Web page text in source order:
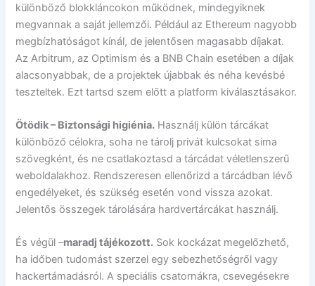
különböző blokkláncokon működnek, mindegyiknek
megvannak a saját jellemzői. Például az Ethereum nagyobb
megbízhatóságot kínál, de jelentősen magasabb díjakat.
Az Arbitrum, az Optimism és a BNB Chain esetében a díjak
alacsonyabbak, de a projektek újabbak és néha kevésbé
teszteltek. Ezt tartsd szem előtt a platform kiválasztásakor.
Ötödik – Biztonsági higiénia. Használj külön tárcákat
különböző célokra, soha ne tárolj privát kulcsokat sima
szövegként, és ne csatlakoztasd a tárcádat véletlenszerű
weboldalakhoz. Rendszeresen ellenőrizd a tárcádban lévő
engedélyeket, és szükség esetén vond vissza azokat.
Jelentős összegek tárolására hardvertárcákat használj.
És végül –maradj tájékozott. Sok kockázat megelőzhető,
ha időben tudomást szerzel egy sebezhetőségről vagy
hackertámadásról. A speciális csatornákra, csevegésekre